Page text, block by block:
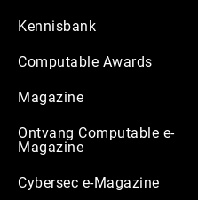
Kennisbank
Computable Awards
Magazine
Ontvang Computable e-
Magazine
Cybersec e-Magazine